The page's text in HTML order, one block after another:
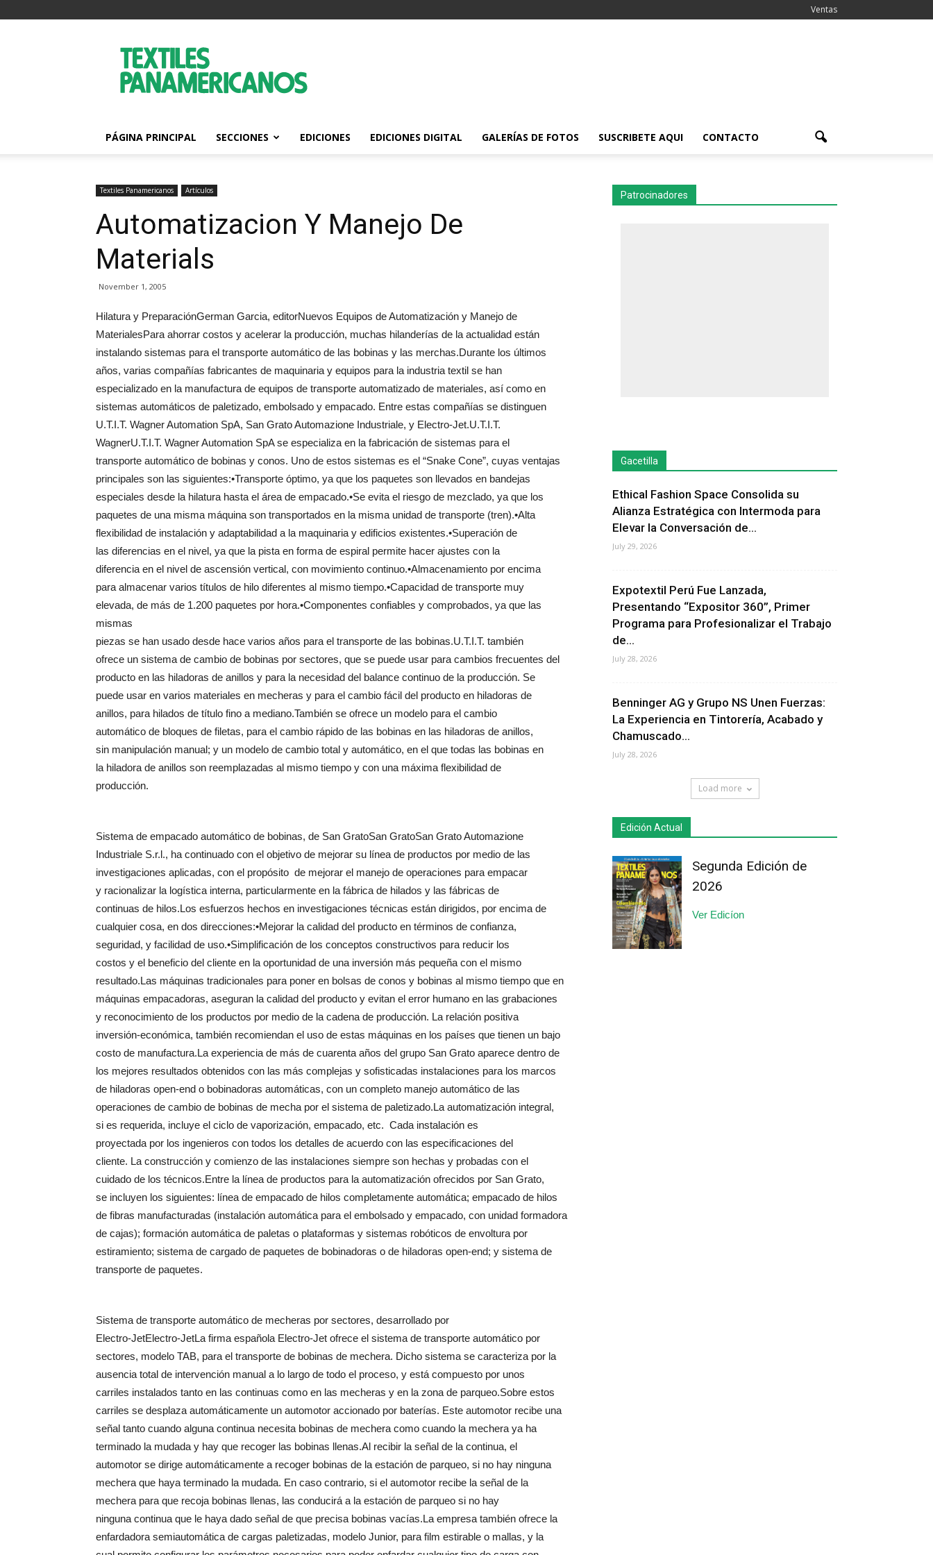
Ventas
Textiles
Panamericanos
PÁGINA PRINCIPAL SECCIONES EDICIONES EDICIONES DIGITAL GALERÍAS DE FOTOS SUSCRIBETE AQUI CONTACTO
Textiles Panamericanos Artículos
Automatizacion Y Manejo De
Materials
November 1, 2005
Hilatura y PreparaciónGerman Garcia, editorNuevos Equipos de Automatización y Manejo de
MaterialesPara ahorrar costos y acelerar la producción, muchas hilanderías de la actualidad están
instalando sistemas para el transporte automático de las bobinas y las merchas.Durante los últimos
años, varias compañías fabricantes de maquinaria y equipos para la industria textil se han
especializado en la manufactura de equipos de transporte automatizado de materiales, así como en
sistemas automáticos de paletizado, embolsado y empacado. Entre estas compañías se distinguen
U.T.I.T. Wagner Automation SpA, San Grato Automazione Industriale, y Electro-Jet.U.T.I.T.
WagnerU.T.I.T. Wagner Automation SpA se especializa en la fabricación de sistemas para el
transporte automático de bobinas y conos. Uno de estos sistemas es el “Snake Cone”, cuyas ventajas
principales son las siguientes:•Transporte óptimo, ya que los paquetes son llevados en bandejas
especiales desde la hilatura hasta el área de empacado.•Se evita el riesgo de mezclado, ya que los
paquetes de una misma máquina son transportados en la misma unidad de transporte (tren).•Alta
flexibilidad de instalación y adaptabilidad a la maquinaria y edificios existentes.•Superación de
las diferencias en el nivel, ya que la pista en forma de espiral permite hacer ajustes con la
diferencia en el nivel de ascensión vertical, con movimiento continuo.•Almacenamiento por encima
para almacenar varios títulos de hilo diferentes al mismo tiempo.•Capacidad de transporte muy
elevada, de más de 1.200 paquetes por hora.•Componentes confiables y comprobados, ya que las
mismas
piezas se han usado desde hace varios años para el transporte de las bobinas.U.T.I.T. también
ofrece un sistema de cambio de bobinas por sectores, que se puede usar para cambios frecuentes del
producto en las hiladoras de anillos y para la necesidad del balance continuo de la producción. Se
puede usar en varios materiales en mecheras y para el cambio fácil del producto en hiladoras de
anillos, para hilados de título fino a mediano.También se ofrece un modelo para el cambio
automático de bloques de filetas, para el cambio rápido de las bobinas en las hiladoras de anillos,
sin manipulación manual; y un modelo de cambio total y automático, en el que todas las bobinas en
la hiladora de anillos son reemplazadas al mismo tiempo y con una máxima flexibilidad de
producción.
Sistema de empacado automático de bobinas, de San GratoSan GratoSan Grato Automazione
Industriale S.r.l., ha continuado con el objetivo de mejorar su línea de productos por medio de las
investigaciones aplicadas, con el propósito de mejorar el manejo de operaciones para empacar
y racionalizar la logística interna, particularmente en la fábrica de hilados y las fábricas de
continuas de hilos.Los esfuerzos hechos en investigaciones técnicas están dirigidos, por encima de
cualquier cosa, en dos direcciones:•Mejorar la calidad del producto en términos de confianza,
seguridad, y facilidad de uso.•Simplificación de los conceptos constructivos para reducir los
costos y el beneficio del cliente en la oportunidad de una inversión más pequeña con el mismo
resultado.Las máquinas tradicionales para poner en bolsas de conos y bobinas al mismo tiempo que en
máquinas empacadoras, aseguran la calidad del producto y evitan el error humano en las grabaciones
y reconocimiento de los productos por medio de la cadena de producción. La relación positiva
inversión-económica, también recomiendan el uso de estas máquinas en los países que tienen un bajo
costo de manufactura.La experiencia de más de cuarenta años del grupo San Grato aparece dentro de
los mejores resultados obtenidos con las más complejas y sofisticadas instalaciones para los marcos
de hiladoras open-end o bobinadoras automáticas, con un completo manejo automático de las
operaciones de cambio de bobinas de mecha por el sistema de paletizado.La automatización integral,
si es requerida, incluye el ciclo de vaporización, empacado, etc. Cada instalación es
proyectada por los ingenieros con todos los detalles de acuerdo con las especificaciones del
cliente. La construcción y comienzo de las instalaciones siempre son hechas y probadas con el
cuidado de los técnicos.Entre la línea de productos para la automatización ofrecidos por San Grato,
se incluyen los siguientes: línea de empacado de hilos completamente automática; empacado de hilos
de fibras manufacturadas (instalación automática para el embolsado y empacado, con unidad formadora
de cajas); formación automática de paletas o plataformas y sistemas robóticos de envoltura por
estiramiento; sistema de cargado de paquetes de bobinadoras o de hiladoras open-end; y sistema de
transporte de paquetes.
Sistema de transporte automático de mecheras por sectores, desarrollado por
Electro-JetElectro-JetLa firma española Electro-Jet ofrece el sistema de transporte automático por
sectores, modelo TAB, para el transporte de bobinas de mechera. Dicho sistema se caracteriza por la
ausencia total de intervención manual a lo largo de todo el proceso, y está compuesto por unos
carriles instalados tanto en las continuas como en las mecheras y en la zona de parqueo.Sobre estos
carriles se desplaza automáticamente un automotor accionado por baterías. Este automotor recibe una
señal tanto cuando alguna continua necesita bobinas de mechera como cuando la mechera ya ha
terminado la mudada y hay que recoger las bobinas llenas.Al recibir la señal de la continua, el
automotor se dirige automáticamente a recoger bobinas de la estación de parqueo, si no hay ninguna
mechera que haya terminado la mudada. En caso contrario, si el automotor recibe la señal de la
mechera para que recoja bobinas llenas, las conducirá a la estación de parqueo si no hay
ninguna continua que le haya dado señal de que precisa bobinas vacías.La empresa también ofrece la
enfardadora semiautomática de cargas paletizadas, modelo Junior, para film estirable o mallas, y la
Patrocinadores
Gacetilla
Ethical Fashion Space Consolida su
Alianza Estratégica con Intermoda para
Elevar la Conversación de...
July 29, 2026
Expotextil Perú Fue Lanzada,
Presentando “Expositor 360”, Primer
Programa para Profesionalizar el Trabajo
de...
July 28, 2026
Benninger AG y Grupo NS Unen Fuerzas:
La Experiencia en Tintorería, Acabado y
Chamuscado...
July 28, 2026
Load more
Edición Actual
Segunda Edición de
2026
Ver Edicíon